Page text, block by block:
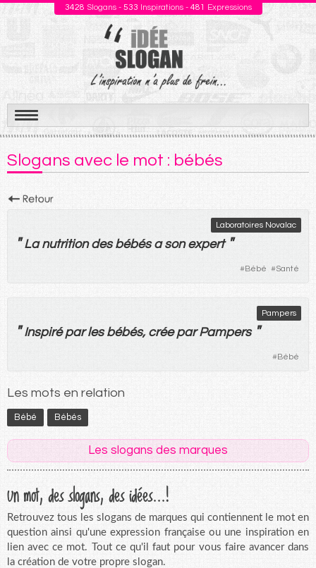
3428 Slogans - 533 Inspirations - 481 Expressions
Aller
au
contenu
Slogans avec le mot : bébés
Laboratoires Novalac
" La nutrition des bébés a son expert "
#Bébé #Santé
Pampers
"Inspirépar les bébés, crée parPampers "
#Bébé
Les mots en relation
Bébé Bébés
Les slogans des marques
Un mot, des slogans, des idées...!
Retrouvez tous les slogans de marques qui contiennent le mot en
question ainsi qu'une expression française ou une inspiration en
lien avec ce mot. Tout ce qu'il faut pour vous faire avancer dans
la création de votre propre slogan.